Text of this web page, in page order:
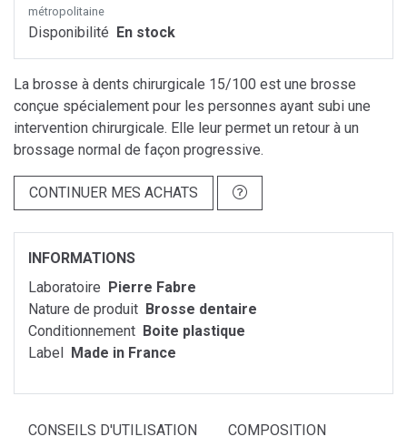
métropolitaine
Disponibilité En stock
La brosse à dents chirurgicale 15/100 est une brosse
conçue spécialement pour les personnes ayant subi une
intervention chirurgicale. Elle leur permet un retour à un
brossage normal de façon progressive.
CONTINUER MES ACHATS
INFORMATIONS
Laboratoire Pierre Fabre
Nature de produit Brosse dentaire
Conditionnement Boite plastique
Label Made in France
CONSEILS D'UTILISATION COMPOSITION